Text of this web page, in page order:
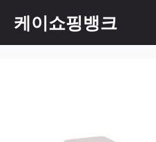
content
케이쇼핑뱅크